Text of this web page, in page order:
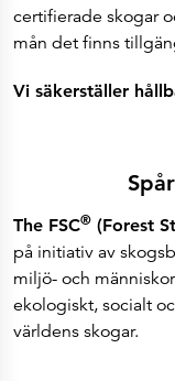
certifierade skogar
mån det finns
Vi säkerställer
The FSC® (Forest
på initiativ av
miljö- och
ekologiskt, socialt
världens skogar.